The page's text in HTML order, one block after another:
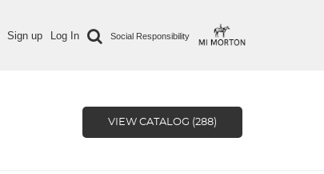
Sign up Log In Social Responsibility
VIEW CATALOG (288)